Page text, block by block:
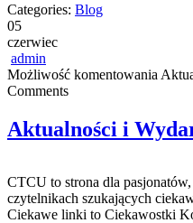
Categories: Blog
05
czerwiec
admin
Możliwość komentowania
Comments
Aktualności i
CTCU to strona dla
czytelnikach szukających
Ciekawe linki to Ciekawostki